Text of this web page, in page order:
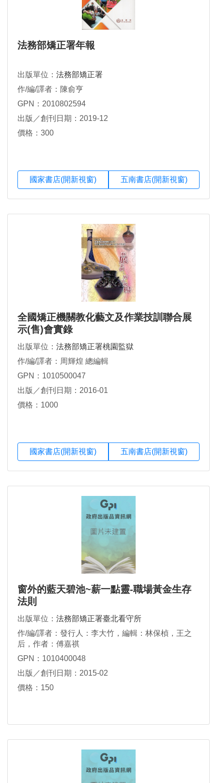
法務部矯正署年報
出版單位： 法務部矯正署
作/編/譯者：陳俞亨
GPN：2010802594
出版／創刊日期：2019-12
價格：300
國家書店(開新視窗) 五南書店(開新視窗)
全國矯正機關教化藝文及作業技訓聯合展
示(售)會實錄
出版單位： 法務部矯正署桃園監獄
作/編/譯者：周輝煌 總編輯
GPN：1010500047
出版／創刊日期：2016-01
價格：1000
國家書店(開新視窗) 五南書店(開新視窗)
窗外的藍天碧池~薪一點靈-職場黃金生存
法則
出版單位： 法務部矯正署臺北看守所
作/編/譯者：發行人：李大竹，編輯：林保楨，王之
后，作者：傅嘉祺
GPN：1010400048
出版／創刊日期：2015-02
價格：150